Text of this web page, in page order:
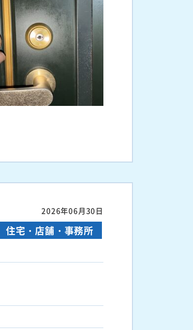
2026年06月30日
住宅・店舗・事務所